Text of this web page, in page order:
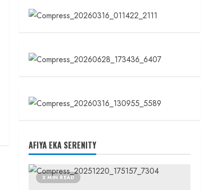
AFIYA EKA SERENITY
2 MIN READ